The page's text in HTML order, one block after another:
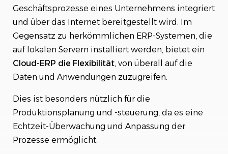
Geschäftsprozesse eines Unternehmens integriert
und über das Internet bereitgestellt wird. Im
Gegensatz zu herkömmlichen ERP-Systemen, die
auf lokalen Servern installiert werden, bietet ein
Cloud-ERP die Flexibilität, von überall auf die
Daten und Anwendungen zuzugreifen.
Dies ist besonders nützlich für die
Produktionsplanung und -steuerung, da es eine
Echtzeit-Überwachung und Anpassung der
Prozesse ermöglicht.